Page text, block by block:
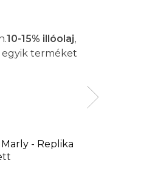
10-15% illóolaj,
egyik terméket
- Replika